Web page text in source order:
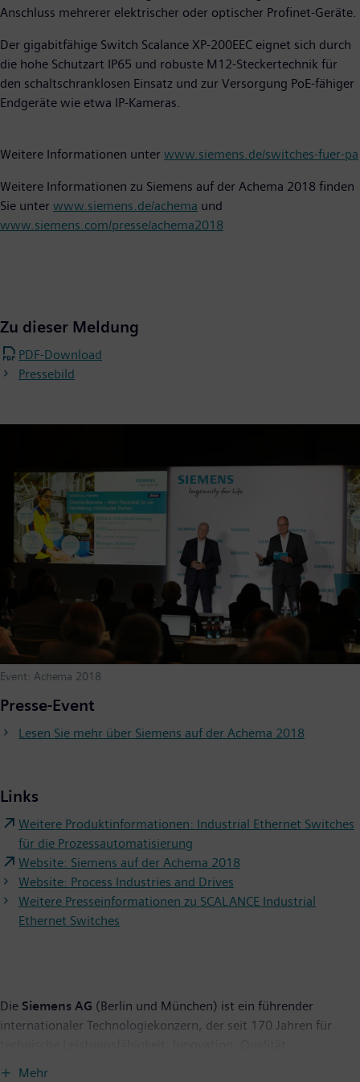
Anschluss mehrerer elektrischer oder optischer Profinet-Geräte.
Der gigabitfähige Switch Scalance XP-200EEC eignet sich durch
die hohe Schutzart IP65 und robuste M12-Steckertechnik für
den schaltschranklosen Einsatz und zur Versorgung PoE-fähiger
Endgeräte wie etwa IP-Kameras.
Weitere Informationen unter www.siemens.de/switches-fuer-pa
Weitere Informationen zu Siemens auf der Achema 2018 finden
Sie unter www.siemens.de/achema und
www.siemens.com/presse/achema2018
Zu dieser Meldung
PDF-Download
Pressebild
Event: Achema 2018
Presse-Event
Lesen Sie mehr über Siemens auf der Achema 2018
Links
Weitere Produktinformationen: Industrial Ethernet Switches
für die Prozessautomatisierung
Website: Siemens auf der Achema 2018
Website: Process Industries and Drives
Weitere Presseinformationen zu SCALANCE Industrial
Ethernet Switches
Die Siemens AG (Berlin und München) ist ein führender
internationaler Technologiekonzern, der seit 170 Jahren für
Mehr